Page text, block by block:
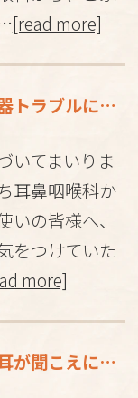
[read more]
梅雨～夏の補聴器トラブルにご注意を！ご自宅でのケアと定期メンテナンスのお願い
いてまいりま
耳鼻咽喉科か
いの皆様へ、
をつけていた
more]
【ある日突然、耳が聞こえにくくなったら…「突発性難聴」かもしれません】